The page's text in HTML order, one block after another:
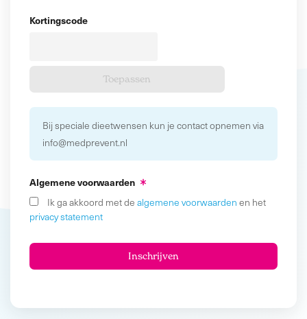
Kortingscode
Bij speciale dieetwensen kun je contact opnemen via
info@medprevent.nl
Algemene voorwaarden
Ik ga akkoord met de algemene voorwaarden en het
privacy statement